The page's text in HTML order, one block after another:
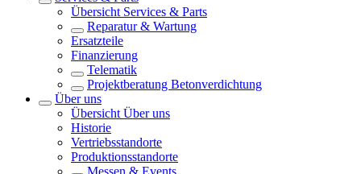
Übersicht Services & Parts
Reparatur & Wartung
Ersatzteile
Finanzierung
Telematik
Projektberatung Betonverdichtung
Über uns
Übersicht Über uns
Historie
Vertriebsstandorte
Produktionsstandorte
Messen & Events